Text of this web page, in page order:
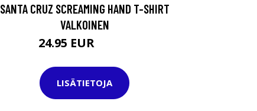
SANTA CRUZ SCREAMING HAND T-SHIRT
VALKOINEN
24.95 EUR
LISÄTIETOJA